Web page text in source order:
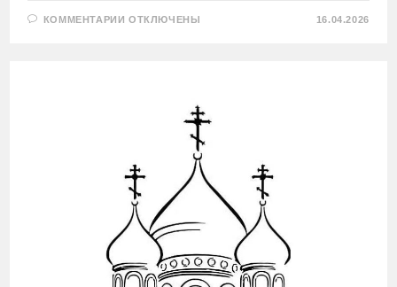
КОММЕНТАРИИ К
ЗАВОДАМ
ОТКЛЮЧЕНЫ 16.04.2026